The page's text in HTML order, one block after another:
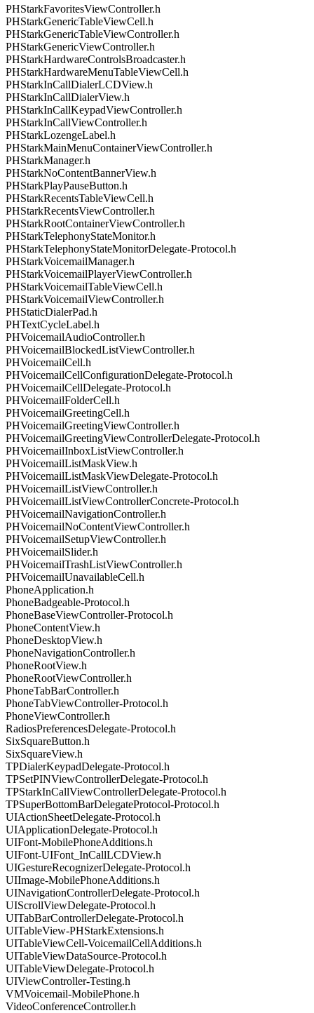
PHStarkFavoritesViewController.h
PHStarkGenericTableViewCell.h
PHStarkGenericTableViewController.h
PHStarkGenericViewController.h
PHStarkHardwareControlsBroadcaster.h
PHStarkHardwareMenuTableViewCell.h
PHStarkInCallDialerLCDView.h
PHStarkInCallDialerView.h
PHStarkInCallKeypadViewController.h
PHStarkInCallViewController.h
PHStarkLozengeLabel.h
PHStarkMainMenuContainerViewController.h
PHStarkManager.h
PHStarkNoContentBannerView.h
PHStarkPlayPauseButton.h
PHStarkRecentsTableViewCell.h
PHStarkRecentsViewController.h
PHStarkRootContainerViewController.h
PHStarkTelephonyStateMonitor.h
PHStarkTelephonyStateMonitorDelegate-Protocol.h
PHStarkVoicemailManager.h
PHStarkVoicemailPlayerViewController.h
PHStarkVoicemailTableViewCell.h
PHStarkVoicemailViewController.h
PHStaticDialerPad.h
PHTextCycleLabel.h
PHVoicemailAudioController.h
PHVoicemailBlockedListViewController.h
PHVoicemailCell.h
PHVoicemailCellConfigurationDelegate-Protocol.h
PHVoicemailCellDelegate-Protocol.h
PHVoicemailFolderCell.h
PHVoicemailGreetingCell.h
PHVoicemailGreetingViewController.h
PHVoicemailGreetingViewControllerDelegate-Protocol.h
PHVoicemailInboxListViewController.h
PHVoicemailListMaskView.h
PHVoicemailListMaskViewDelegate-Protocol.h
PHVoicemailListViewController.h
PHVoicemailListViewControllerConcrete-Protocol.h
PHVoicemailNavigationController.h
PHVoicemailNoContentViewController.h
PHVoicemailSetupViewController.h
PHVoicemailSlider.h
PHVoicemailTrashListViewController.h
PHVoicemailUnavailableCell.h
PhoneApplication.h
PhoneBadgeable-Protocol.h
PhoneBaseViewController-Protocol.h
PhoneContentView.h
PhoneDesktopView.h
PhoneNavigationController.h
PhoneRootView.h
PhoneRootViewController.h
PhoneTabBarController.h
PhoneTabViewController-Protocol.h
PhoneViewController.h
RadiosPreferencesDelegate-Protocol.h
SixSquareButton.h
SixSquareView.h
TPDialerKeypadDelegate-Protocol.h
TPSetPINViewControllerDelegate-Protocol.h
TPStarkInCallViewControllerDelegate-Protocol.h
TPSuperBottomBarDelegateProtocol-Protocol.h
UIActionSheetDelegate-Protocol.h
UIApplicationDelegate-Protocol.h
UIFont-MobilePhoneAdditions.h
UIFont-UIFont_InCallLCDView.h
UIGestureRecognizerDelegate-Protocol.h
UIImage-MobilePhoneAdditions.h
UINavigationControllerDelegate-Protocol.h
UIScrollViewDelegate-Protocol.h
UITabBarControllerDelegate-Protocol.h
UITableView-PHStarkExtensions.h
UITableViewCell-VoicemailCellAdditions.h
UITableViewDataSource-Protocol.h
UITableViewDelegate-Protocol.h
UIViewController-Testing.h
VMVoicemail-MobilePhone.h
VideoConferenceController.h